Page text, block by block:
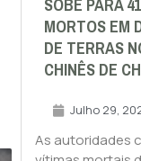
MORTOS EM
DE TERRAS
CHINÊS DE
Julho 29,
As autoridades